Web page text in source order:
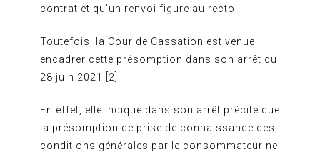
contrat et qu’un renvoi figure au recto.
Toutefois, la Cour de Cassation est venue
encadrer cette présomption dans son arrêt du
28 juin 2021 [2].
En effet, elle indique dans son arrêt précité que
la présomption de prise de connaissance des
conditions générales par le consommateur ne